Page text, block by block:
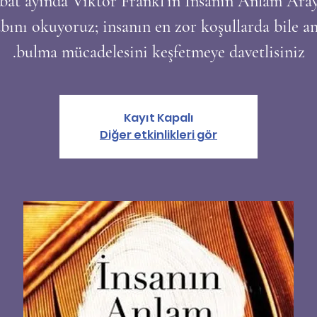
okuyoruz; insanın en zor koşullarda bile
bulma mücadelesini keşfetmeye davetlisiniz.
Kayıt Kapalı
Diğer etkinlikleri gör